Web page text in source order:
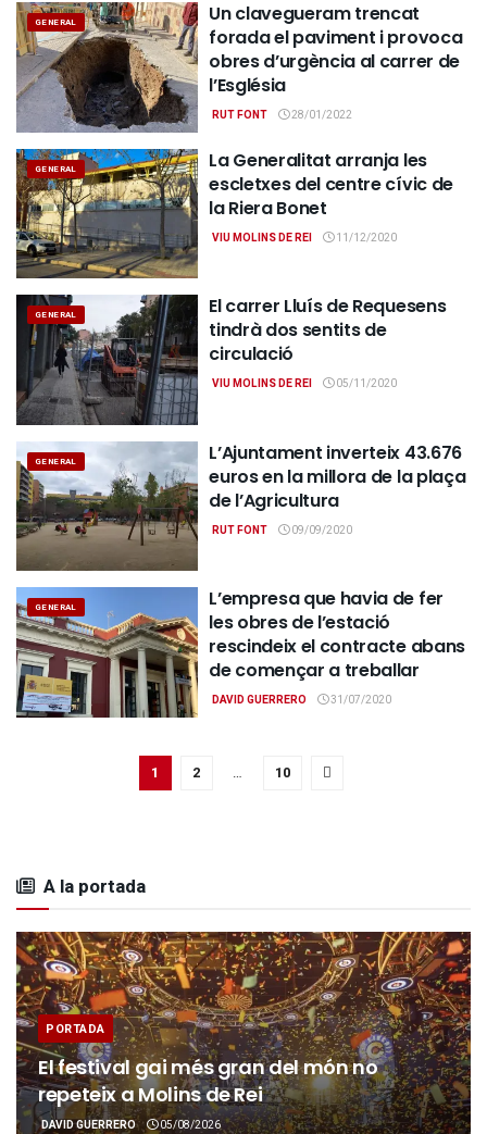
GENERAL
Un clavegueram trencat
forada el paviment i provoca
obres d’urgència al carrer de
l’Església
RUT FONT 28/01/2022
GENERAL
La Generalitat arranja les
escletxes del centre cívic de
la Riera Bonet
VIU MOLINS DE REI 11/12/2020
GENERAL
El carrer Lluís de Requesens
tindrà dos sentits de
circulació
VIU MOLINS DE REI 05/11/2020
GENERAL
L’Ajuntament inverteix 43.676
euros en la millora de la plaça
de l’Agricultura
RUT FONT 09/09/2020
GENERAL
L’empresa que havia de fer
les obres de l’estació
rescindeix el contracte abans
de començar a treballar
DAVID GUERRERO 31/07/2020
1 2 … 10
A la portada
PORTADA
El festival gai més gran del món no
repeteix a Molins de Rei
DAVID GUERRERO 05/08/2026